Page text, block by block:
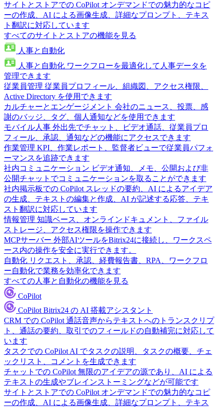
サイトとストアでの CoPilot オンデマンドでの魅力的なコピ
ーの作成、AI による画像生成、詳細なプロンプト、テキス
ト翻訳に対応しています
すべてのサイトとストアの機能を見る
人事と自動化
人事と自動化 ワークフローを最適化して人事データを
管理できます
従業員管理 従業員プロフィール、組織図、アクセス権限、
Active Directory を使用できます
カルチャーとエンゲージメント 会社のニュース、投票、感
謝のバッジ、タグ、個人通知などを使用できます
モバイル人事 外出先でチャット、ビデオ通話、従業員プロ
フィール、承認、通知などの機能にアクセスできます
作業管理 KPI、作業レポート、監督者ビューで従業員パフォ
ーマンスを追跡できます
社内コミュニケーション ビデオ通知、メモ、公開および非
公開チャットでコミュニケーションを取ることができます
社内掲示板での CoPilot スレッドの要約、AI によるアイデア
の生成、テキストの編集と作成、AI が記述する応答、テキ
スト翻訳に対応しています
情報管理 知識ベース、オンラインドキュメント、ファイル
ストレージ、アクセス権限を操作できます
MCPサーバー 外部AIツールをBitrix24に接続し、ワークスペ
ース内の操作を安全に実行できます。
自動化 リクエスト、承認、経費報告書、RPA、ワークフロ
ー自動化で業務を効率化できます
すべての人事と自動化の機能を見る
CoPilot
CoPilot Bitrix24 の AI 搭載アシスタント
CRM での CoPilot 通話音声からテキストへのトランスクリプ
ト、通話の要約、取引でのフィールドの自動補完に対応して
います
タスクでの CoPilot AI でタスクの説明、タスクの概要、チェ
ックリスト、コメントを生成できます
チャットでの CoPilot 無限のアイデアの源であり、AI による
テキストの生成やブレインストーミングなどが可能です
サイトとストアでの CoPilot オンデマンドでの魅力的なコピ
ーの作成、AI による画像生成、詳細なプロンプト、テキス